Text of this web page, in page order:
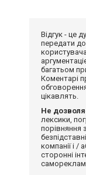
Відгук - це
передати
багатьом
Коментарі
цікавлять.
Не
лексики,
порівняння
компанії і /
сторонні